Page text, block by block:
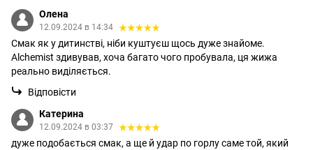
Олена
12.09.2024 в 14:34
Смак як у дитинстві, ніби куштуєш щось дуже знайоме.
Alchemist здивував, хоча багато чого пробувала, ця жижа
реально виділяється.
Відповісти
Катерина
12.09.2024 в 03:37
дуже подобається смак, а ще й удар по горлу саме той, який